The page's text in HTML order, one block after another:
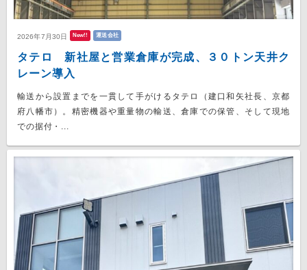
2026年7月30日 New!! 運送会社
タテロ 新社屋と営業倉庫が完成、３０トン天井ク
レーン導入
輸送から設置までを一貫して手がけるタテロ（建口和矢社長、京都
府八幡市）。精密機器や重量物の輸送、倉庫での保管、そして現地
での据付・...